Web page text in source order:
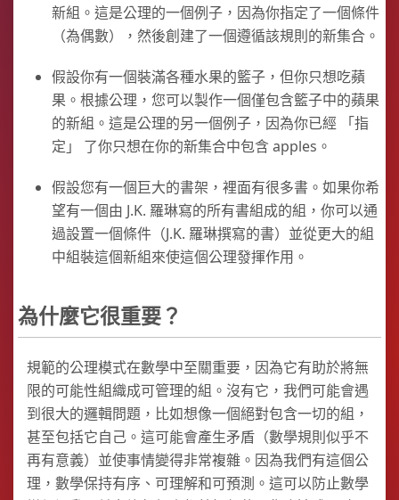
新組。這是公理的一個例子，因為你指定了一個條件
（為偶數），然後創建了一個遵循該規則的新集合。
假設你有一個裝滿各種水果的籃子，但你只想吃蘋
果。根據公理，您可以製作一個僅包含籃子中的蘋果
的新組。這是公理的另一個例子，因為你已經 「指
定」 了你只想在你的新集合中包含 apples。
假設您有一個巨大的書架，裡面有很多書。如果你希
望有一個由 J.K. 羅琳寫的所有書組成的組，你可以通
過設置一個條件（J.K. 羅琳撰寫的書）並從更大的組
中組裝這個新組來使這個公理發揮作用。
為什麼它很重要？
規範的公理模式在數學中至關重要，因為它有助於將無
限的可能性組織成可管理的組。沒有它，我們可能會遇
到很大的邏輯問題，比如想像一個絕對包含一切的組，
甚至包括它自己。這可能會產生矛盾（數學規則似乎不
再有意義）並使事情變得非常複雜。因為我們有這個公
理，數學保持有序、可理解和可預測。這可以防止數學